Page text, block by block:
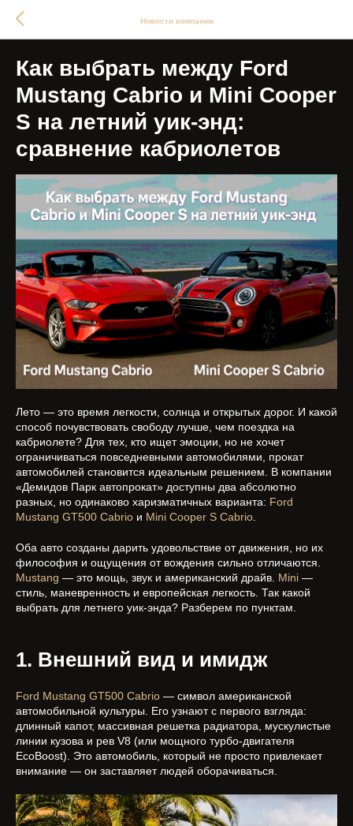
Новости компании
Как выбрать между Ford
Mustang Cabrio и Mini Cooper
S на летний уик-энд:
сравнение кабриолетов
Лето — это время легкости, солнца и открытых дорог. И какой
способ почувствовать свободу лучше, чем поездка на
кабриолете? Для тех, кто ищет эмоции, но не хочет
ограничиваться повседневными автомобилями, прокат
автомобилей становится идеальным решением. В компании
«Демидов Парк автопрокат» доступны два абсолютно
разных, но одинаково харизматичных варианта: Ford
Mustang GT500 Cabrio и Mini Cooper S Cabrio
Оба авто созданы дарить удовольствие от движения, но их
философия и ощущения от вождения сильно отличаются.
Mustang — это мощь, звук и американский драйв. Mini —
стиль, маневренность и европейская легкость. Так какой
выбрать для летнего уик-энда? Разберем по пунктам.
1. Внешний вид и имидж
Ford Mustang GT500 Cabrio — символ американской
автомобильной культуры. Его узнают с первого взгляда:
длинный капот, массивная решетка радиатора, мускулистые
линии кузова и рев V8 (или мощного турбо-двигателя
EcoBoost). Это автомобиль, который не просто привлекает
внимание — он заставляет людей оборачиваться.